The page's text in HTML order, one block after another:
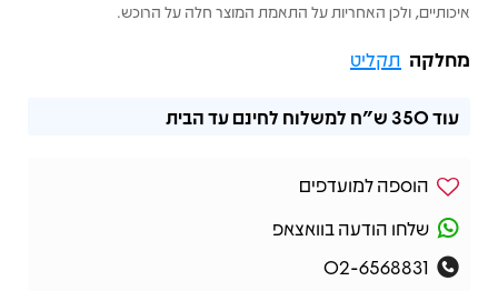
איכותיים, ולכן האחריות על התאמת המוצר חלה על הרוכש.
מחלקה תקליט
עוד350 ש"ח למשלוח לחינם עד הבית
הוספה למועדפים
שלחו הודעה בוואצאפ
02-6568831